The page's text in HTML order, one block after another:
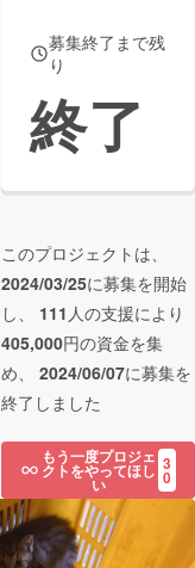
募集終了まで残
り
終了
このプロジェクトは、
2024/03/25に募集を開始
し、 111 人の支援により
405,000円の資金を集
め、 2024/06/07に募集を
終了しました
もう一度プロジェ
クトをやってほし
い
3
0